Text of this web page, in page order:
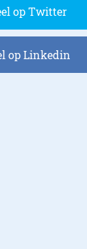
op Twitter
op Linkedin